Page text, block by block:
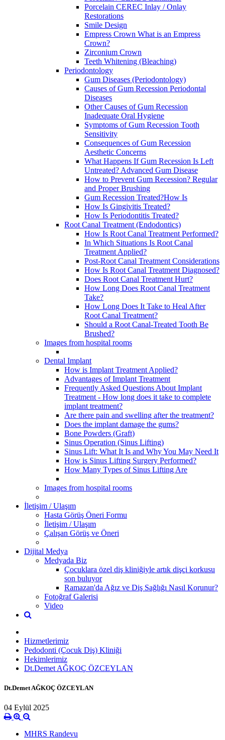
Porcelain CEREC Inlay / Onlay
Restorations
Smile Design
Empress Crown What is an Empress
Crown?
Zirconium Crown
Teeth Whitening (Bleaching)
Periodontology
Gum Diseases (Periodontology)
Causes of Gum Recession Periodontal
Diseases
Other Causes of Gum Recession
Inadequate Oral Hygiene
Symptoms of Gum Recession Tooth
Sensitivity
Consequences of Gum Recession
Aesthetic Concerns
What Happens If Gum Recession Is Left
Untreated? Advanced Gum Disease
How to Prevent Gum Recession? Regular
and Proper Brushing
Gum Recession Treated?How Is
How Is Gingivitis Treated?
How Is Periodontitis Treated?
Root Canal Treatment (Endodontics)
How Is Root Canal Treatment Performed?
In Which Situations Is Root Canal
Treatment Applied?
Post-Root Canal Treatment Considerations
How Is Root Canal Treatment Diagnosed?
Does Root Canal Treatment Hurt?
How Long Does Root Canal Treatment
Take?
How Long Does It Take to Heal After
Root Canal Treatment?
Should a Root Canal-Treated Tooth Be
Brushed?
Images from hospital rooms
Dental Implant
How is Implant Treatment Applied?
Advantages of Implant Treatment
Frequently Asked Questions About Implant
Treatment - How long does it take to complete
implant treatment?
Are there pain and swelling after the treatment?
Does the implant damage the gums?
Bone Powders (Graft)
Sinus Operation (Sinus Lifting)
Sinus Lift: What It Is and Why You May Need It
How is Sinus Lifting Surgery Performed?
How Many Types of Sinus Lifting Are
Images from hospital rooms
İletişim / Ulaşım
Hasta Görüş Öneri Formu
İletişim / Ulaşım
Çalışan Görüş ve Öneri
Dijital Medya
Medyada Biz
Çocuklara özel diş kliniğiyle artık dişçi korkusu
son buluyor
Ramazan'da Ağız ve Diş Sağlığı Nasıl Korunur?
Fotoğraf Galerisi
Video
Hizmetlerimiz
Pedodonti (Çocuk Diş) Kliniği
Hekimlerimiz
Dt.Demet AĞKOÇ ÖZCEYLAN
Dt.Demet AĞKOÇ ÖZCEYLAN
04 Eylül 2025
MHRS Randevu